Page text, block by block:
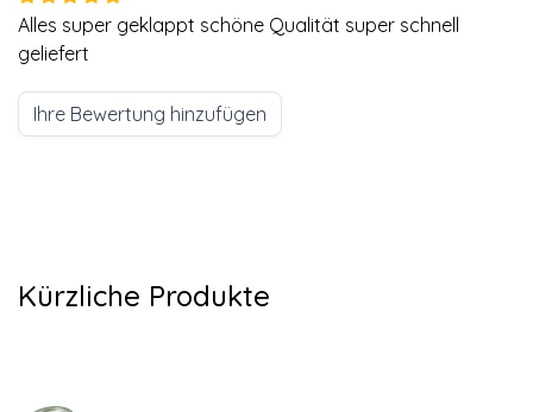
Alles super geklappt schöne Qualität super schnell
geliefert
Ihre Bewertung hinzufügen
Kürzliche Produkte